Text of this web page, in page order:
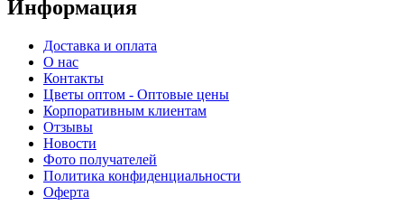
Информация
Доставка и оплата
О нас
Контакты
Цветы оптом - Оптовые цены
Корпоративным клиентам
Отзывы
Новости
Фото получателей
Политика конфиденциальности
Оферта